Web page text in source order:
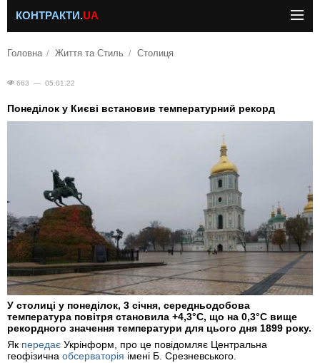
КОНТРАКТИ.UA
Головна Життя та Стиль Столиця
663 — 05.01.22
Понеділок у Києві встановив температурний рекорд
У столиці у понеділок, 3 січня, середньодобова
температура повітря становила +4,3°С, що на 0,3°С вище
рекордного значення температури для цього дня 1899 року.
Як передає Укрінформ, про це повідомляє Центральна
геофізична обсерваторія імені Б. Срезневського.